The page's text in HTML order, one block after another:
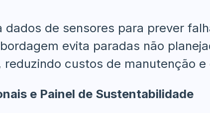
dados de sensores para prever
evita paradas não
custos de manutenção e
e Painel de Sustentabilidade